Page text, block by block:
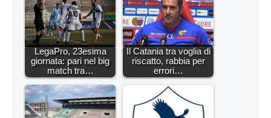
LegaPro, 23esima
giornata: pari nel big
match tra…
Il Catania tra voglia di
riscatto, rabbia per
errori…